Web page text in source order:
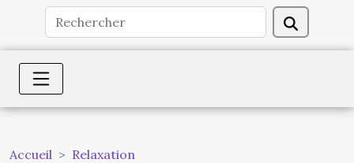
Accueil
Relaxation